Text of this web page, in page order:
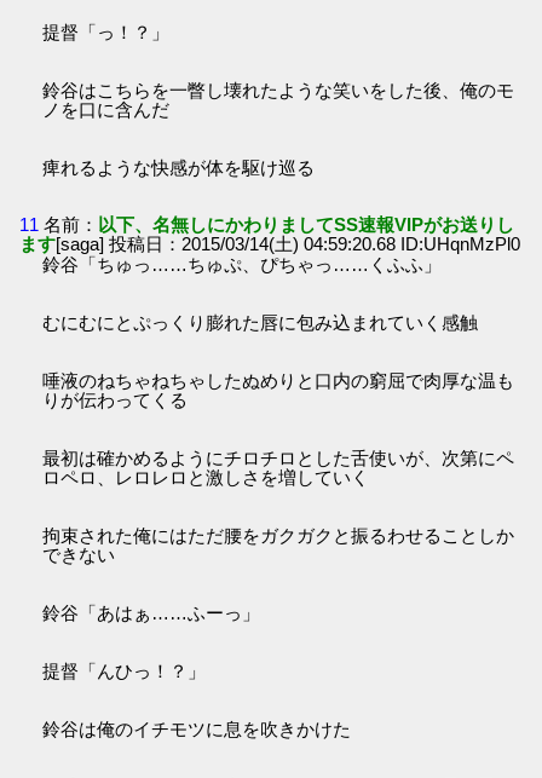
提督「っ！？」
鈴谷はこちらを一瞥し壊れたような笑いをした後、俺のモ
ノを口に含んだ
痺れるような快感が体を駆け巡る
11 名前： 以下、名無しにかわりましてSS速報VIPがお送りし
ます[saga] 投稿日：2015/03/14(土) 04:59:20.68 ID:UHqnMzPl0
鈴谷「ちゅっ……ちゅぷ、ぴちゃっ……くふふ」
むにむにとぷっくり膨れた唇に包み込まれていく感触
唾液のねちゃねちゃしたぬめりと口内の窮屈で肉厚な温も
りが伝わってくる
最初は確かめるようにチロチロとした舌使いが、次第にペ
ロペロ、レロレロと激しさを増していく
拘束された俺にはただ腰をガクガクと振るわせることしか
できない
鈴谷「あはぁ……ふーっ」
提督「んひっ！？」
鈴谷は俺のイチモツに息を吹きかけた